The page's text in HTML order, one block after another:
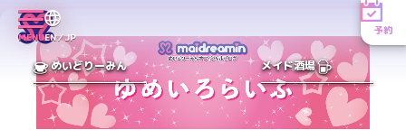
MENUEN／JP
予約
めいどりーみん メイド酒場